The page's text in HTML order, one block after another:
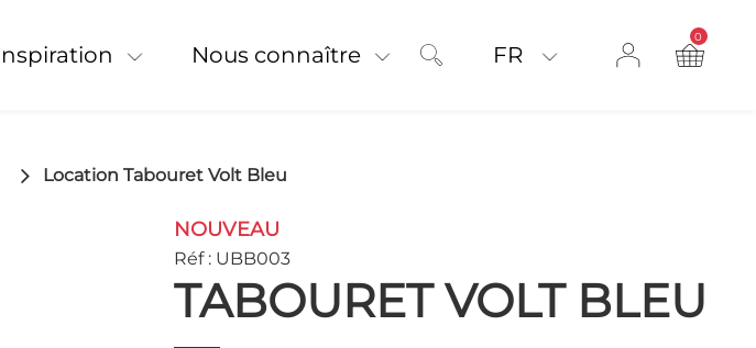
Inspiration Nous connaître FR
0
product
Location Tabouret Volt Bleu
NOUVEAU
Réf : UBB003
TABOURET VOLT BLEU